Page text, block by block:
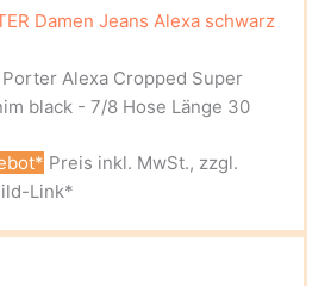
Damen Jeans Alexa schwarz
Porter Alexa Cropped Super
black - 7/8 Hose Länge 30
Preis inkl. MwSt., zzgl.
Link*